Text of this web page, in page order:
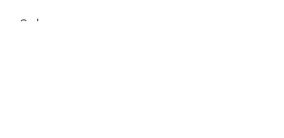
Sobrenome